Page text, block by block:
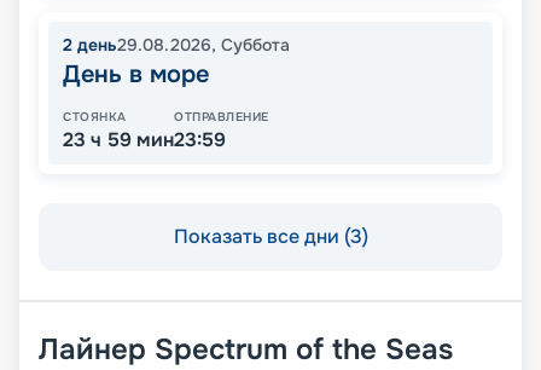
2 день29.08.2026, Суббота
День в море
СТОЯНКА
23 ч 59 мин
ОТПРАВЛЕНИЕ
23:59
Показать все дни (3)
Лайнер Spectrum of the Seas